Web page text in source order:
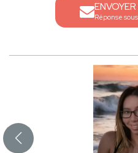
Réponse